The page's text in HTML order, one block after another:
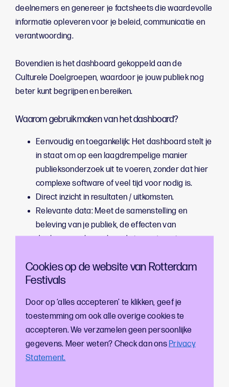
Cookies op de website van Rotterdam
Festivals
Door op ‘alles accepteren’ te klikken, geef je
toestemming om ook alle overige cookies te
accepteren. We verzamelen geen persoonlijke
gegevens. Meer weten? Check dan ons Privacy
Statement.
deelnemers en genereer je factsheets die waardevolle
informatie opleveren voor je beleid, communicatie en
verantwoording.
Bovendien is het dashboard gekoppeld aan de
Culturele Doelgroepen, waardoor je jouw publiek nog
beter kunt begrijpen en bereiken.
Waarom gebruikmaken van het dashboard?
Eenvoudig en toegankelijk: Het dashboard stelt je
in staat om op een laagdrempelige manier
publieksonderzoek uit te voeren, zonder dat hier
complexe software of veel tijd voor nodig is.
Direct inzicht in resultaten / uitkomsten.
Relevante data: Meet de samenstelling en
beleving van je publiek, de effecten van
deelname en bezoek en de impact van je
Koppeling en de mogelijkheid analyses te doen
met de Culturele Doelgroepen (ook los van
Benchmarking (op termijn): Vergelijk je organisatie
met andere instellingen in Rotterdam en krijg
overkoepelende inzichten binnen de
cultuursector.